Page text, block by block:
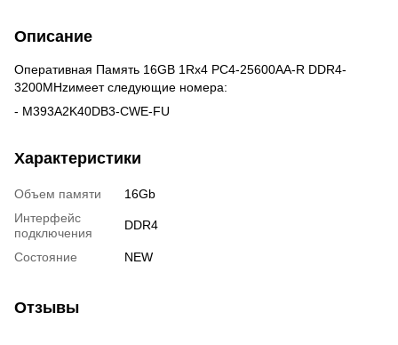
Описание
Оперативная Память 16GB 1Rx4 PC4-25600AA-R DDR4-
3200MHzимеет следующие номера:
- M393A2K40DB3-CWE-FU
Характеристики
Объем памяти
16Gb
Интерфейс
подключения
DDR4
Состояние NEW
Отзывы